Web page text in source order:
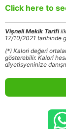
Click here to
Vişneli Mekik Tarifi
17/10/2021 tarihinde
(*) Kalori değeri
gösterebilir. Kalori
diyetisyeninize